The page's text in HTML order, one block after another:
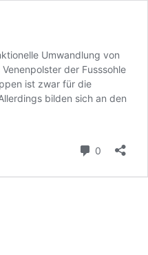
Umwandlung von
der Fusssohle
ist zwar für die
bilden sich an den
0 Comments